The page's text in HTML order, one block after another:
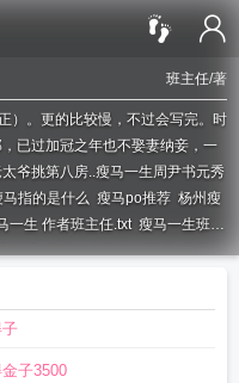
班主任/著
）。更的比较慢，不过会写完。时
已过加冠之年也不娶妻纳妾，一
爷挑第八房..瘦马一生周尹书元秀
马指的是什么 瘦马po推荐 杨州瘦
一生 作者班主任.txt 瘦马一生班主
阅读瘦马一生班主任百度瘦马一
瘦马指什么
子3500